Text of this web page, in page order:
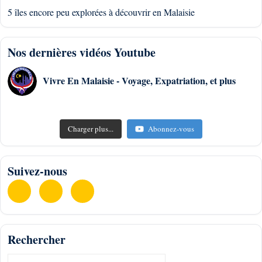
5 îles encore peu explorées à découvrir en Malaisie
Nos dernières vidéos Youtube
Vivre En Malaisie - Voyage, Expatriation, et plus
Charger plus... Abonnez-vous
Suivez-nous
Rechercher